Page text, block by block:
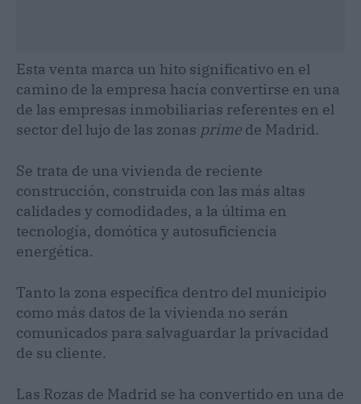
Esta venta marca un hito significativo en el
camino de la empresa hacía convertirse en una
de las empresas inmobiliarias referentes en el
sector del lujo de las zonas prime de Madrid.
Se trata de una vivienda de reciente
construcción, construida con las más altas
calidades y comodidades, a la última en
tecnología, domótica y autosuficiencia
energética.
Tanto la zona específica dentro del municipio
como más datos de la vivienda no serán
comunicados para salvaguardar la privacidad
de su cliente.
Las Rozas de Madrid se ha convertido en una de